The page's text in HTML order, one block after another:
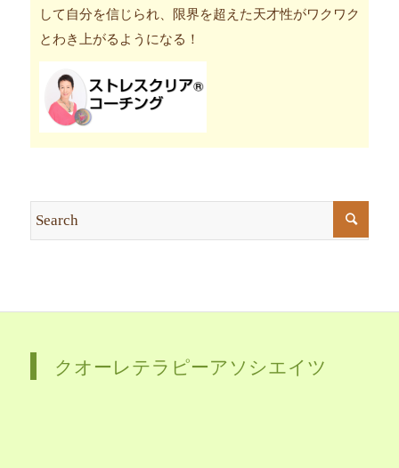
して自分を信じられ、限界を超えた天才性がワクワク
とわき上がるようになる！
クオーレテラピーアソシエイツ